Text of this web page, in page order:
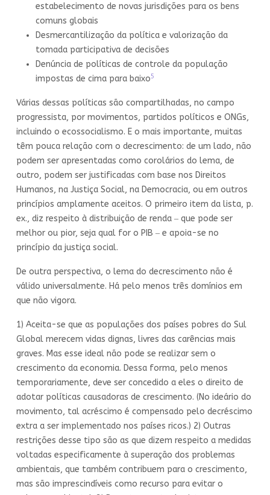
estabelecimento de novas jurisdições para os bens
comuns globais
Desmercantilização da política e valorização da
tomada participativa de decisões
Denúncia de políticas de controle da população
impostas de cima para baixo5
Várias dessas políticas são compartilhadas, no campo
progressista, por movimentos, partidos políticos e ONGs,
incluindo o ecossocialismo. E o mais importante, muitas
têm pouca relação com o decrescimento: de um lado, não
podem ser apresentadas como corolários do lema, de
outro, podem ser justificadas com base nos Direitos
Humanos, na Justiça Social, na Democracia, ou em outros
princípios amplamente aceitos. O primeiro item da lista, p.
ex., diz respeito à distribuição de renda ‒ que pode ser
melhor ou pior, seja qual for o PIB ‒ e apoia-se no
princípio da justiça social.
De outra perspectiva, o lema do decrescimento não é
válido universalmente. Há pelo menos três domínios em
que não vigora.
1) Aceita-se que as populações dos países pobres do Sul
Global merecem vidas dignas, livres das carências mais
graves. Mas esse ideal não pode se realizar sem o
crescimento da economia. Dessa forma, pelo menos
temporariamente, deve ser concedido a eles o direito de
adotar políticas causadoras de crescimento. (No ideário do
movimento, tal acréscimo é compensado pelo decréscimo
extra a ser implementado nos países ricos.) 2) Outras
restrições desse tipo são as que dizem respeito a medidas
voltadas especificamente à superação dos problemas
ambientais, que também contribuem para o crescimento,
mas são imprescindíveis como recurso para evitar o